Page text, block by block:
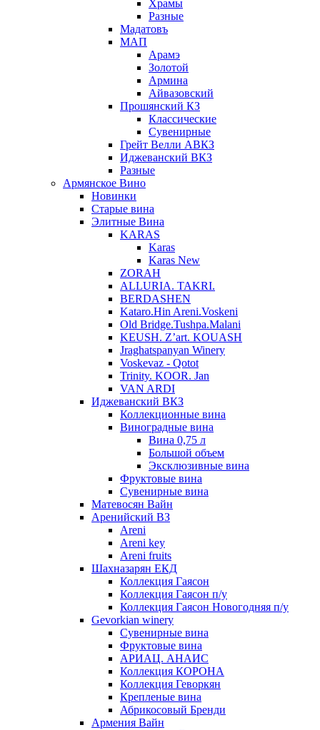
Храмы
Разные
Мадатовъ
МАП
Арамэ
Золотой
Армина
Айвазовский
Прошянский КЗ
Классические
Сувенирные
Грейт Велли АВКЗ
Иджеванский ВКЗ
Разные
Армянское Вино
Новинки
Старые вина
Элитные Вина
KARAS
Karas
Karas New
ZORAH
ALLURIA. TAKRI.
BERDASHEN
Kataro.Hin Areni.Voskeni
Old Bridge.Tushpa.Malani
KEUSH. Z’art. KOUASH
Jraghatspanyan Winery
Voskevaz - Qotot
Trinity. KOOR. Jan
VAN ARDI
Иджеванский ВКЗ
Коллекционные вина
Виноградные вина
Вина 0,75 л
Большой объем
Эксклюзивные вина
Фруктовые вина
Cувенирные вина
Матевосян Вайн
Аренийский ВЗ
Areni
Areni key
Areni fruits
Шахназарян ЕКД
Коллекция Гаясон
Коллекция Гаясон п/у
Коллекция Гаясон Новогодняя п/у
Gevorkian winery
Сувенирные вина
Фруктовые вина
АРИАЦ. АНАИС
Коллекция КОРОНА
Коллекция Геворкян
Крепленые вина
Абрикосовый Бренди
Армения Вайн